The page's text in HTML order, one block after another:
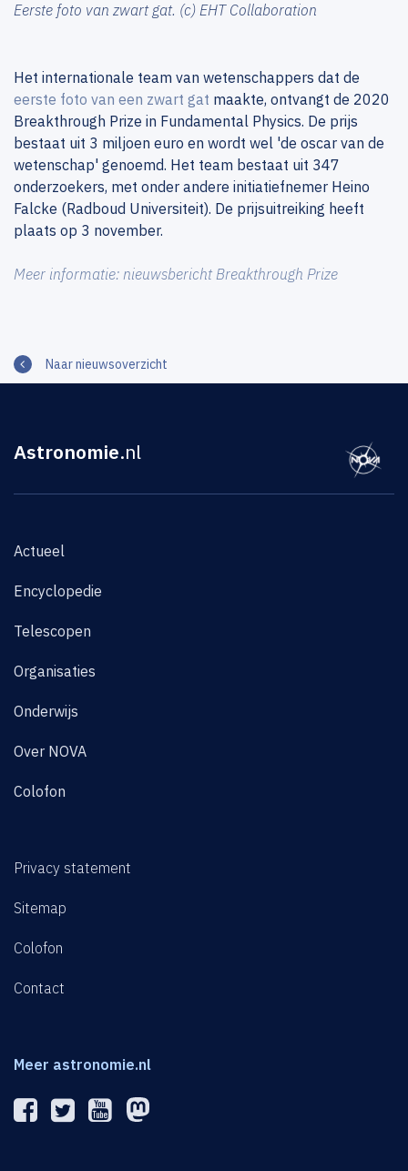
Eerste foto van zwart gat. (c) EHT Collaboration
Het internationale team van wetenschappers dat de
eerste foto van een zwart gat maakte, ontvangt de 2020
Breakthrough Prize in Fundamental Physics. De prijs
bestaat uit 3 miljoen euro en wordt wel 'de oscar van de
wetenschap' genoemd. Het team bestaat uit 347
onderzoekers, met onder andere initiatiefnemer Heino
Falcke (Radboud Universiteit). De prijsuitreiking heeft
plaats op 3 november.
Meer informatie: nieuwsbericht Breakthrough Prize
Naar nieuwsoverzicht
Astronomie.nl
Actueel
Encyclopedie
Telescopen
Organisaties
Onderwijs
Over NOVA
Colofon
Privacy statement
Sitemap
Colofon
Contact
Meer astronomie.nl